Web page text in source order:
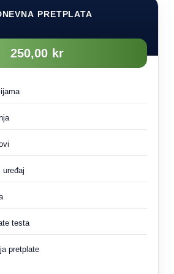
PRETPLATA
250,00 kr
testa
pretplate